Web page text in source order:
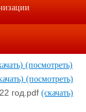
Руководитель
(посмотреть)
(посмотреть)
год.pdf (скачать)